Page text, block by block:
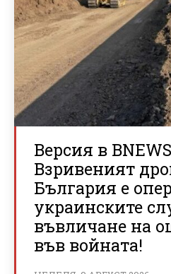
Версия в
Взривеният
България е
украинските
въвличане на
във войната!